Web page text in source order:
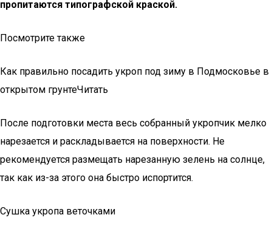
пропитаются типографской краской.
Посмотрите также
Как правильно посадить укроп под зиму в Подмосковье в
открытом грунтеЧитать
После подготовки места весь собранный укропчик мелко
нарезается и раскладывается на поверхности. Не
рекомендуется размещать нарезанную зелень на солнце,
так как из-за этого она быстро испортится.
Сушка укропа веточками